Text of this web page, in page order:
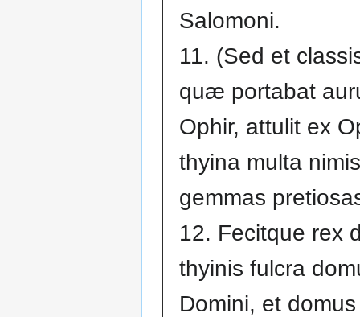
Salomoni.
11. (Sed et
quæ portabat
Ophir, attulit ex
thyina multa
gemmas
12. Fecitque rex
thyinis fulcra
Domini, et